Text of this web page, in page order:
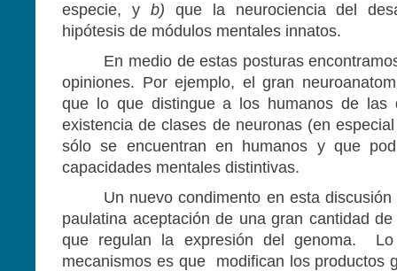
especie, y b) que la neurociencia del
hipótesis de módulos mentales innatos.
En medio de estas posturas
opiniones. Por ejemplo, el gran
que lo que distingue a los humanos de las
existencia de clases de neuronas (en
sólo se encuentran en humanos y que
capacidades mentales distintivas.
Un nuevo condimento en esta
paulatina aceptación de una gran cantidad
que regulan la expresión del genoma.
mecanismos es que
modifican los productos